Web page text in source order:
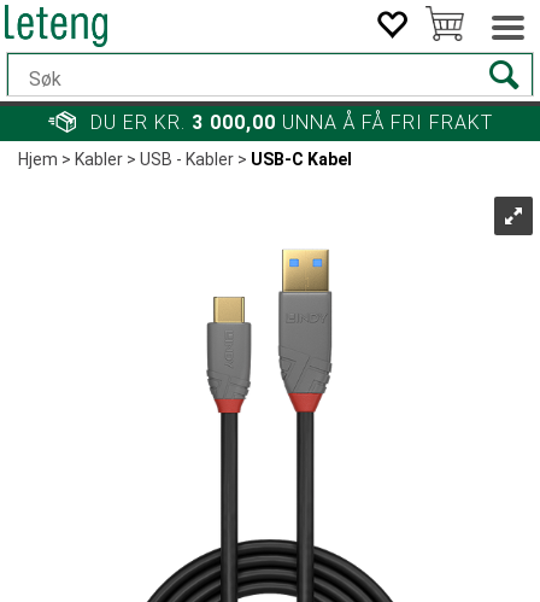
DU ER KR. 3 000,00 UNNA Å FÅ FRI FRAKT
Hjem>Kabler>USB - Kabler>USB-C Kabel